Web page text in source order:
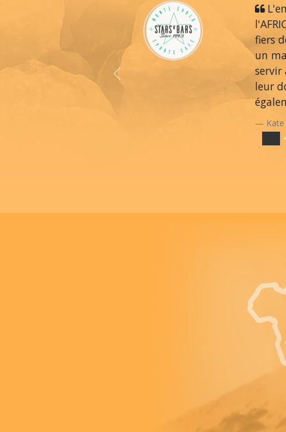
fiers
un
servir
leur
Previous